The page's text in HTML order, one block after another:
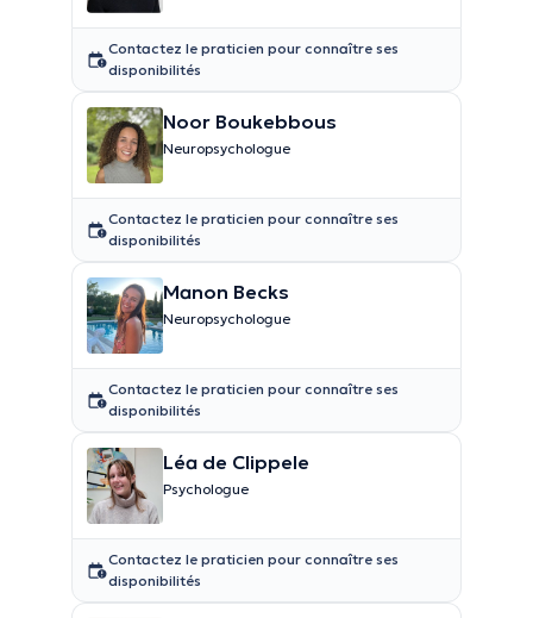
Contactez le praticien pour connaître ses
disponibilités
Noor Boukebbous
Neuropsychologue
Contactez le praticien pour connaître ses
disponibilités
Manon Becks
Neuropsychologue
Contactez le praticien pour connaître ses
disponibilités
Léa de Clippele
Psychologue
Contactez le praticien pour connaître ses
disponibilités